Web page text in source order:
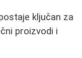
ključan za
proizvodi i